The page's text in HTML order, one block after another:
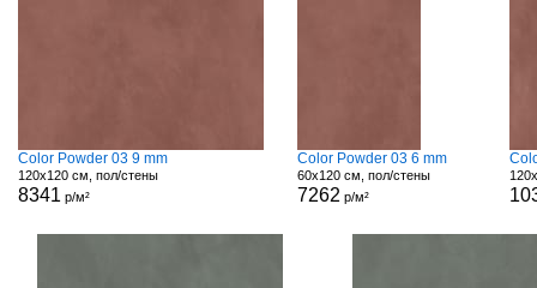
Color Powder 03 9 mm
120x120 см, пол/стены
8341 р/м²
Color Powder 03 6 mm
60x120 см, пол/стены
7262 р/м²